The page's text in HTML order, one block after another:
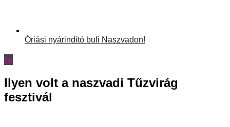
Óriási nyárindító buli Naszvadon!
tv
Ilyen volt a naszvadi Tűzvirág
fesztivál